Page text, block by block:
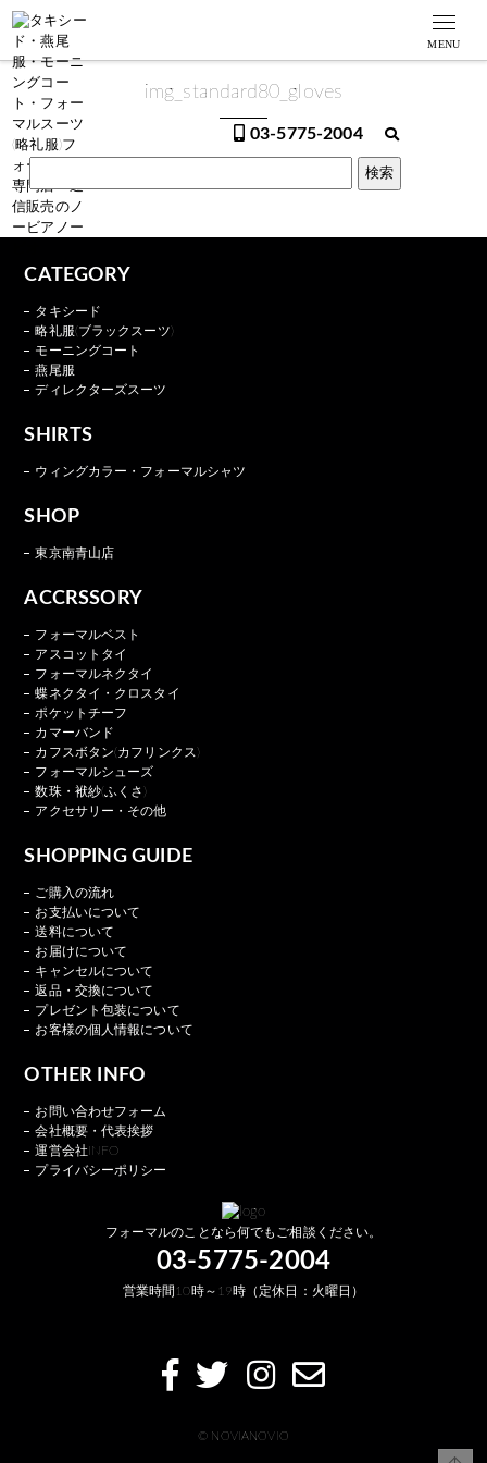
MENU
03-5775-2004
img_standard80_gloves
フォーマルのことなら何でもご相談ください。
03-5775-2004
営業時間10時～19時（定休日：火曜日）
CATEGORY
タキシード
略礼服(ブラックスーツ)
モーニングコート
燕尾服
ディレクターズスーツ
SHIRTS
ウィングカラー・フォーマルシャツ
SHOP
東京南青山店
ACCRSSORY
フォーマルベスト
アスコットタイ
フォーマルネクタイ
蝶ネクタイ・クロスタイ
ポケットチーフ
カマーバンド
カフスボタン(カフリンクス)
フォーマルシューズ
数珠・袱紗(ふくさ)
アクセサリー・その他
SHOPPING GUIDE
ご購入の流れ
お支払いについて
送料について
お届けについて
キャンセルについて
返品・交換について
プレゼント包装について
お客様の個人情報について
OTHER INFO
お問い合わせフォーム
会社概要・代表挨拶
運営会社INFO
プライバシーポリシー
© NOVIANOVIO